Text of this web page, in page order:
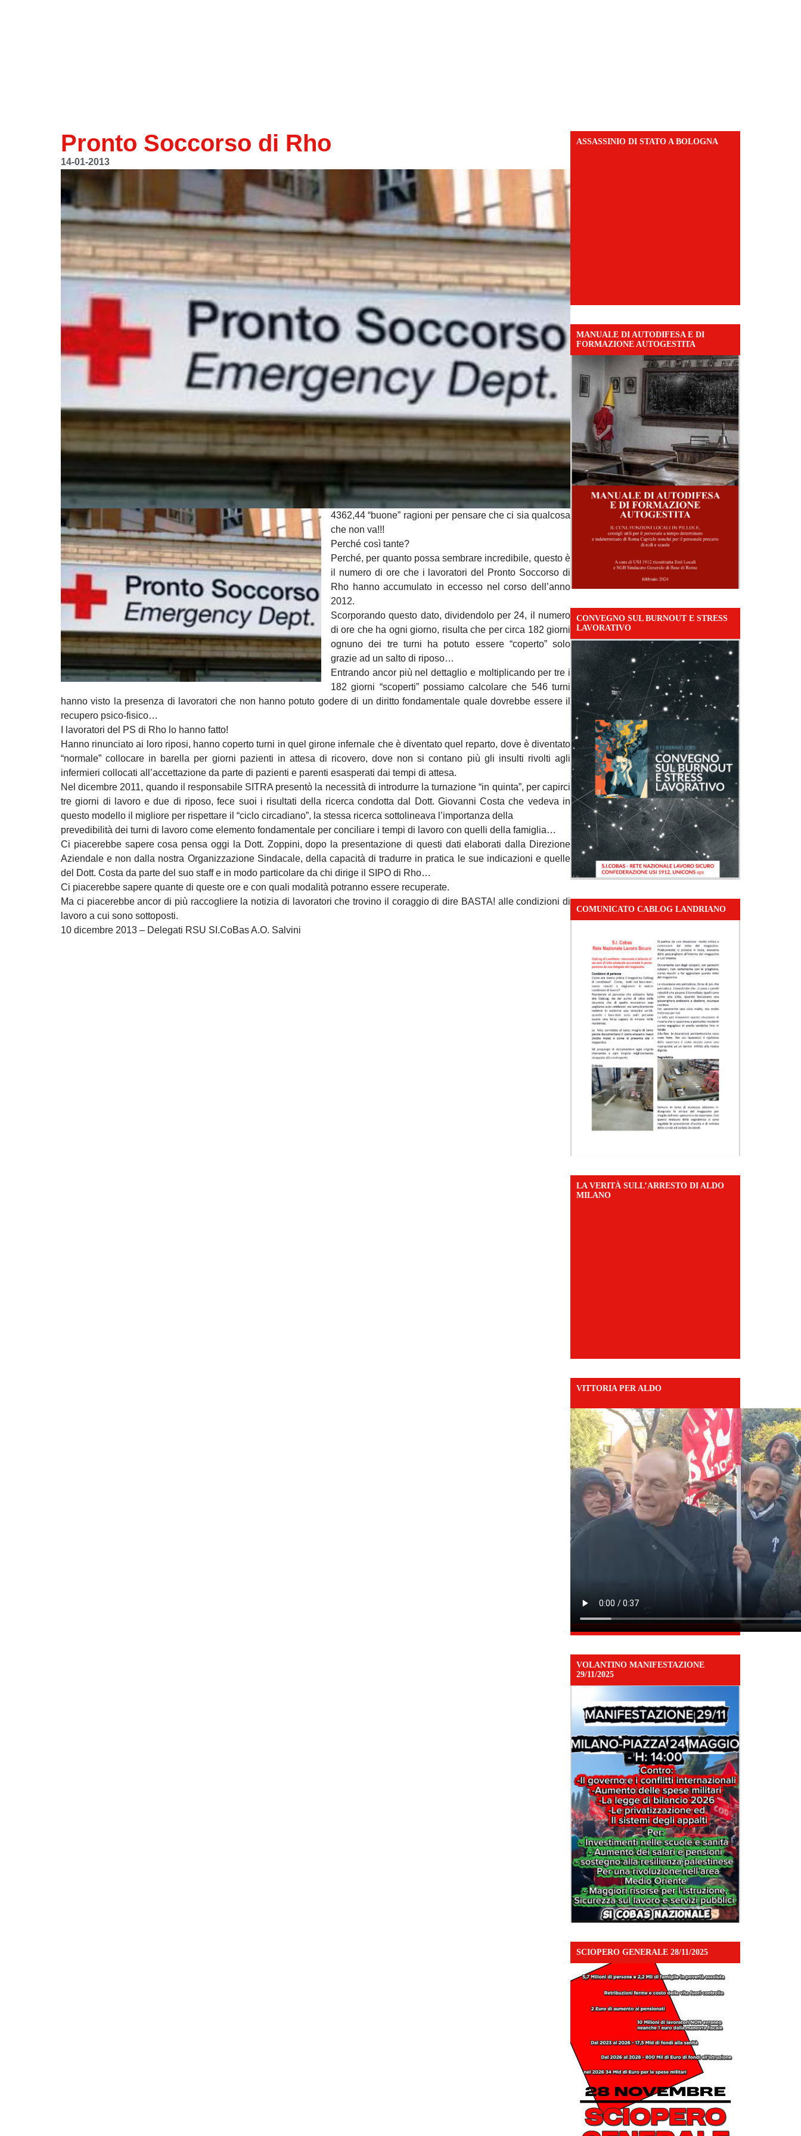
Pronto Soccorso di Rho
14-01-2013
4362,44 “buone” ragioni per pensare che ci sia qualcosa
che non va!!!
Perché così tante?
Perché, per quanto possa sembrare incredibile, questo è
il numero di ore che i lavoratori del Pronto Soccorso di
Rho hanno accumulato in eccesso nel corso dell’anno
2012.
Scorporando questo dato, dividendolo per 24, il numero
di ore che ha ogni giorno, risulta che per circa 182 giorni
ognuno dei tre turni ha potuto essere “coperto” solo
grazie ad un salto di riposo…
Entrando ancor più nel dettaglio e moltiplicando per tre i
182 giorni “scoperti” possiamo calcolare che 546 turni
hanno visto la presenza di lavoratori che non hanno potuto godere di un diritto fondamentale quale dovrebbe essere il
recupero psico-fisico…
I lavoratori del PS di Rho lo hanno fatto!
Hanno rinunciato ai loro riposi, hanno coperto turni in quel girone infernale che è diventato quel reparto, dove è diventato
“normale” collocare in barella per giorni pazienti in attesa di ricovero, dove non si contano più gli insulti rivolti agli
infermieri collocati all’accettazione da parte di pazienti e parenti esasperati dai tempi di attesa.
Nel dicembre 2011, quando il responsabile SITRA presentò la necessità di introdurre la turnazione “in quinta”, per capirci
tre giorni di lavoro e due di riposo, fece suoi i risultati della ricerca condotta dal Dott. Giovanni Costa che vedeva in
questo modello il migliore per rispettare il “ciclo circadiano”, la stessa ricerca sottolineava l’importanza della
prevedibilità dei turni di lavoro come elemento fondamentale per conciliare i tempi di lavoro con quelli della famiglia…
Ci piacerebbe sapere cosa pensa oggi la Dott. Zoppini, dopo la presentazione di questi dati elaborati dalla Direzione
Aziendale e non dalla nostra Organizzazione Sindacale, della capacità di tradurre in pratica le sue indicazioni e quelle
del Dott. Costa da parte del suo staff e in modo particolare da chi dirige il SIPO di Rho…
Ci piacerebbe sapere quante di queste ore e con quali modalità potranno essere recuperate.
Ma ci piacerebbe ancor di più raccogliere la notizia di lavoratori che trovino il coraggio di dire BASTA! alle condizioni di
lavoro a cui sono sottoposti.
10 dicembre 2013 – Delegati RSU SI.CoBas A.O. Salvini
ASSASSINIO DI STATO A BOLOGNA
MANUALE DI AUTODIFESA E DI
FORMAZIONE AUTOGESTITA
CONVEGNO SUL BURNOUT E STRESS
LAVORATIVO
COMUNICATO CABLOG LANDRIANO
LA VERITÀ SULL’ARRESTO DI ALDO
MILANO
VITTORIA PER ALDO
VOLANTINO MANIFESTAZIONE
29/11/2025
SCIOPERO GENERALE 28/11/2025